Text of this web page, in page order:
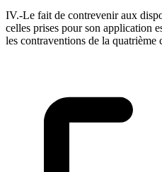
IV.-Le fait de contrevenir aux
celles prises pour son application
les contraventions de la quatrième